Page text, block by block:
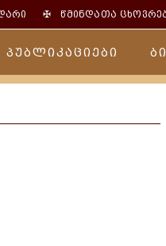
✠წმინდათა
პუბლიკაციები